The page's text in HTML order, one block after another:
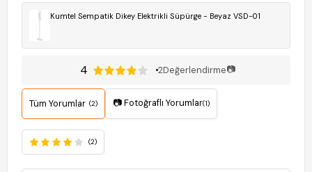
Kumtel Sempatik Dikey Elektrikli Süpürge - Beyaz VSD-01
4 2Değerlendirme📷
Tüm Yorumlar (2) 📷 Fotoğraflı Yorumlar(1)
(2)